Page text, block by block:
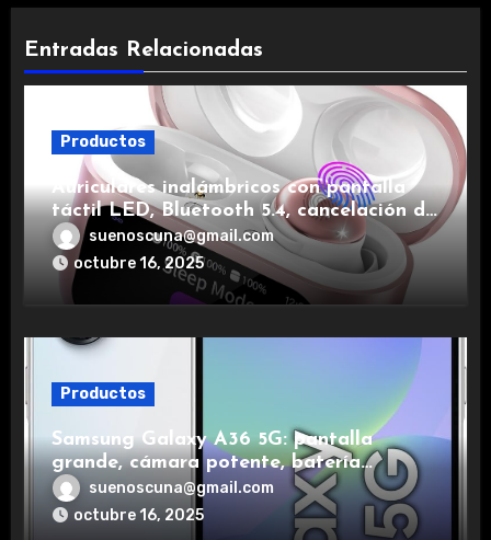
Entradas Relacionadas
Productos
Auriculares inalámbricos con pantalla
táctil LED, Bluetooth 5.4, cancelación de
ruido, impermeables y de larga duración.
suenoscuna@gmail.com
octubre 16, 2025
Productos
Samsung Galaxy A36 5G: pantalla
grande, cámara potente, batería
duradera y carga rápida para una
experiencia premium.
suenoscuna@gmail.com
octubre 16, 2025